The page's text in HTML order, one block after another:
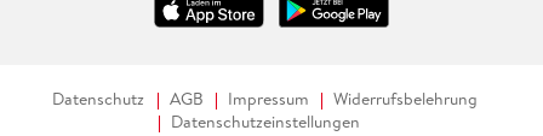
Datenschutz AGB Impressum
Widerrufsbelehrung
Datenschutzeinstellungen